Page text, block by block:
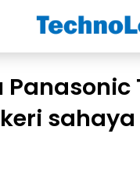
sahaya